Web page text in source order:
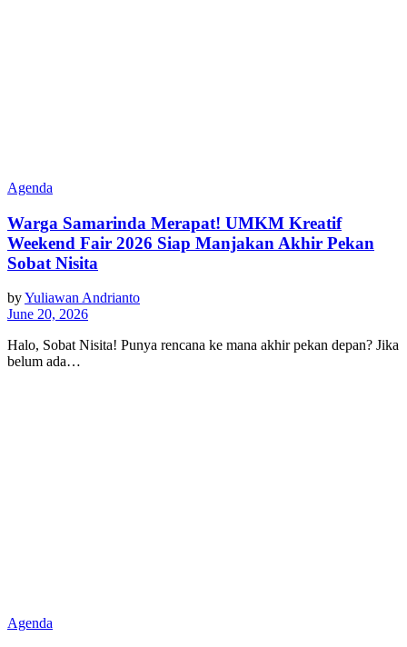
Agenda
Warga Samarinda Merapat! UMKM Kreatif
Weekend Fair 2026 Siap Manjakan Akhir Pekan
Sobat Nisita
byYuliawan Andrianto
June 20, 2026
Halo, Sobat Nisita! Punya rencana ke mana akhir pekan depan? Jika
belum ada…
Agenda